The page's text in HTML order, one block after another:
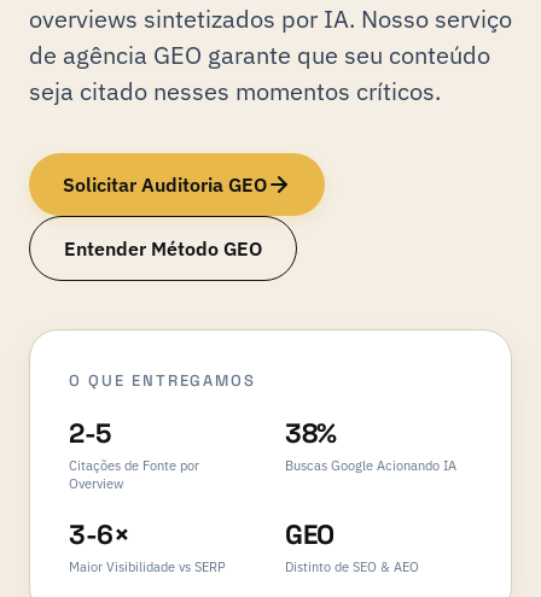
overviews sintetizados por IA. Nosso serviço
de agência GEO garante que seu conteúdo
seja citado nesses momentos críticos.
Solicitar Auditoria GEO
Entender Método GEO
O QUE ENTREGAMOS
2-5
Citações de Fonte por
Overview
38%
Buscas Google Acionando IA
3-6×
Maior Visibilidade vs SERP
GEO
Distinto de SEO & AEO